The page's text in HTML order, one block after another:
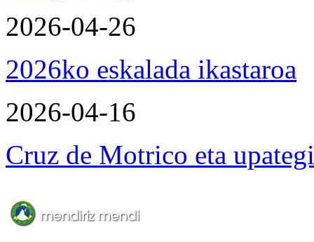
2026-04-26
2026ko eskalada ikastaroa
2026-04-16
Cruz de Motrico eta